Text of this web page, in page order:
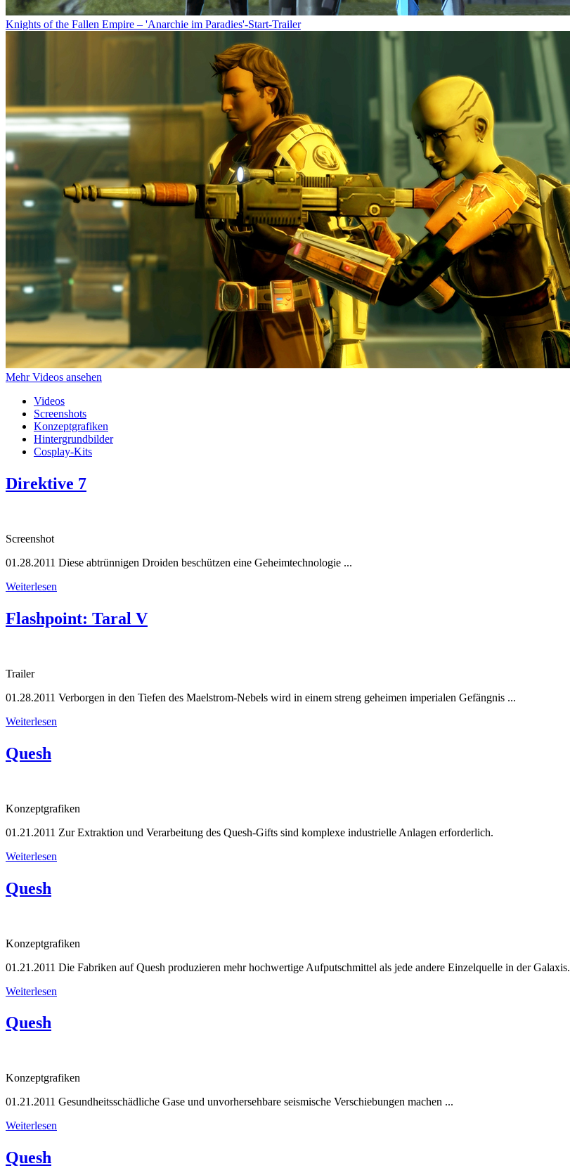
Knights of the Fallen Empire – 'Anarchie im Paradies'-Start-Trailer
Mehr Videos ansehen
Videos
Screenshots
Konzeptgrafiken
Hintergrundbilder
Cosplay-Kits
Direktive 7
Screenshot
01.28.2011 Diese abtrünnigen Droiden beschützen eine Geheimtechnologie ...
Weiterlesen
Flashpoint: Taral V
Trailer
01.28.2011 Verborgen in den Tiefen des Maelstrom-Nebels wird in einem streng geheimen imperialen Gefängnis ...
Weiterlesen
Quesh
Konzeptgrafiken
01.21.2011 Zur Extraktion und Verarbeitung des Quesh-Gifts sind komplexe industrielle Anlagen erforderlich.
Weiterlesen
Quesh
Konzeptgrafiken
01.21.2011 Die Fabriken auf Quesh produzieren mehr hochwertige Aufputschmittel als jede andere Einzelquelle in der Galaxis.
Weiterlesen
Quesh
Konzeptgrafiken
01.21.2011 Gesundheitsschädliche Gase und unvorhersehbare seismische Verschiebungen machen ...
Weiterlesen
Quesh